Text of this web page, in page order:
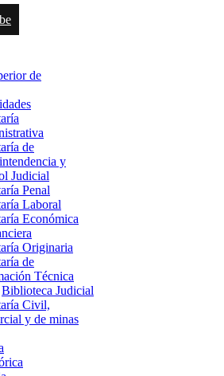
de
de
y
Judicial
Penal
Laboral
Económica
Originaria
de
Técnica
Biblioteca Judicial
Civil,
y de minas